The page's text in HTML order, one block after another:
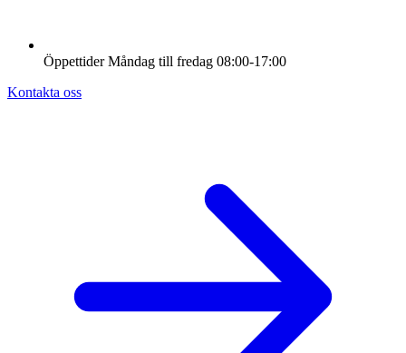
Öppettider Måndag till fredag 08:00-17:00
Kontakta oss